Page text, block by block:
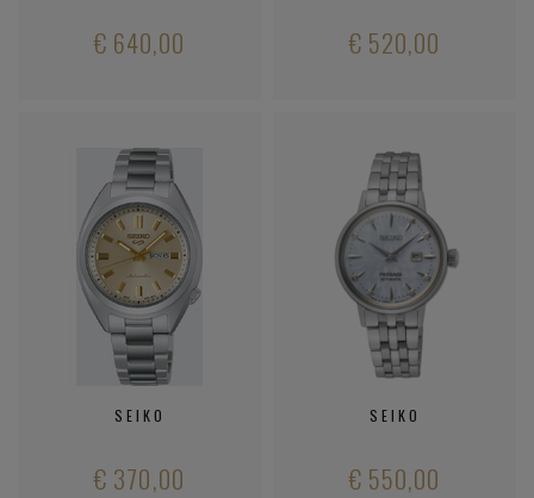
€ 640,00 € 520,00
SEIKO
€ 370,00
SEIKO
€ 550,00